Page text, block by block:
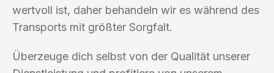
wertvoll ist, daher behandeln wir es während des
Transports mit größter Sorgfalt.
Überzeuge dich selbst von der Qualität unserer